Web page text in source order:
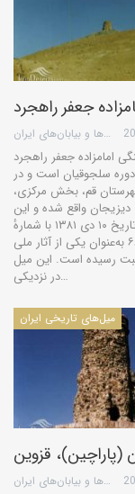
جعفر راهجرد
گروه کویرها و بیابان‌های ایران
امامزاده جعفر راهجرد
سلجوقیان است و در
قم، بخش مرکزی،
دیزیجان واقع شده و این
اثر در تاریخ ۱۰ دی ۱۳۸۱ با شمارهٔ
ثبت ۶۶۰۳ به‌عنوان یکی از آثار ملی
ثبت رسیده است. این میل
در نزدیكی…
میل‌های تاریخی ایران
(پاراچین)، قزوین
گروه کویرها و بیابان‌های ایران